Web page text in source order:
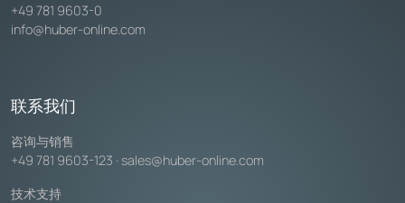
+49 781 9603-0
info@huber-online.com
联系我们
咨询与销售
+49 781 9603-123 · sales@huber-online.com
技术支持